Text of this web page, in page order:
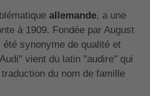
allemande, a une
à 1909. Fondée par August
été synonyme de qualité et
vient du latin "audire" qui
du nom de famille